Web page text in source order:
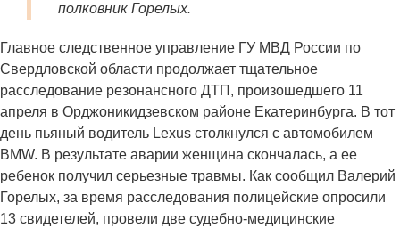
полковник Горелых.
Главное следственное управление ГУ МВД России по
Свердловской области продолжает тщательное
расследование резонансного ДТП, произошедшего 11
апреля в Орджоникидзевском районе Екатеринбурга. В тот
день пьяный водитель Lexus столкнулся с автомобилем
BMW. В результате аварии женщина скончалась, а ее
ребенок получил серьезные травмы. Как сообщил Валерий
Горелых, за время расследования полицейские опросили
13 свидетелей, провели две судебно-медицинские